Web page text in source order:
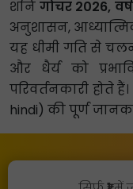
शनि गोचर 2026,
अनुशासन,
यह धीमी गति से चलने
और धैर्य को
परिवर्तनकारी होते
hindi) की पूर्ण